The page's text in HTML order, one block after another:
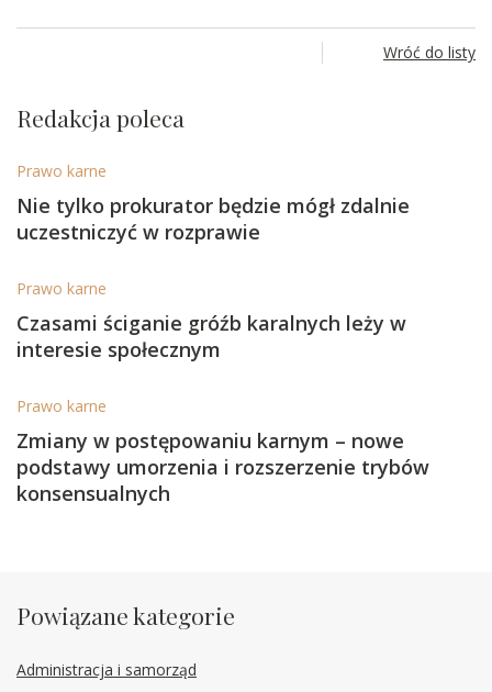
Wróć do listy
Redakcja poleca
Prawo karne
Nie tylko prokurator będzie mógł zdalnie
uczestniczyć w rozprawie
Prawo karne
Czasami ściganie gróźb karalnych leży w
interesie społecznym
Prawo karne
Zmiany w postępowaniu karnym – nowe
podstawy umorzenia i rozszerzenie trybów
konsensualnych
Powiązane kategorie
Administracja i samorząd